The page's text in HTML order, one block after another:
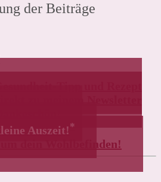
der Beiträge
Auszeit!*
dein Wohlbefinden!